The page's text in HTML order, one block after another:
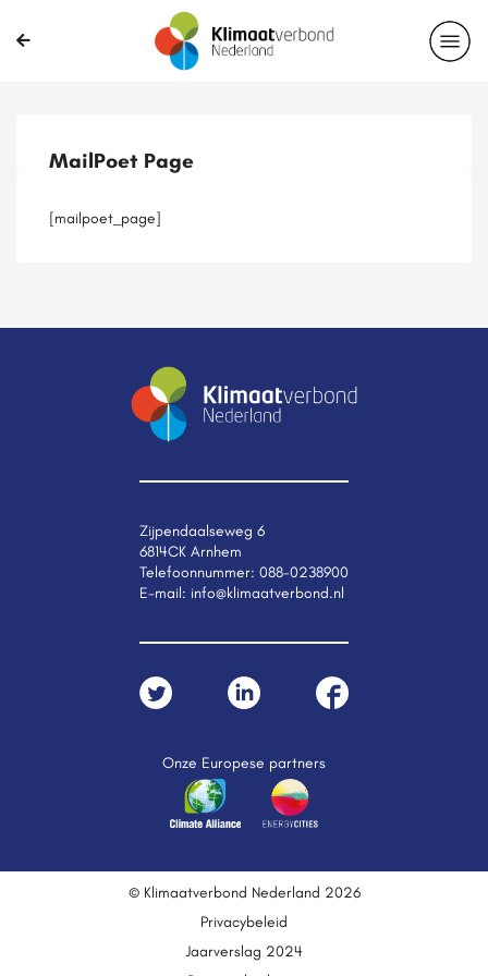
Casussen
MailPoet Page
[mailpoet_page]
Zijpendaalseweg 6
6814CK Arnhem
Telefoonnummer: 088-0238900
E-mail: info@klimaatverbond.nl
Onze Europese partners
© Klimaatverbond Nederland 2026
Privacybeleid
Jaarverslag 2024